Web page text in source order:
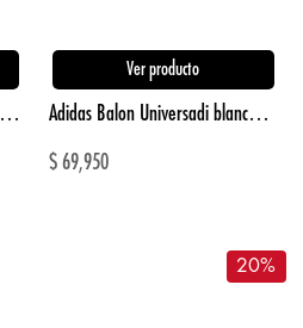
Adidas Medias Selección Colombia azul unisex para futbol
Ver producto
Adidas Balon Universadi blanco unisex para futbol
$69,950
20%